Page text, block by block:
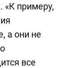
«К примеру,
а они не
все